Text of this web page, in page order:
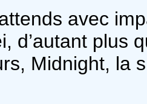
avec
d’autant plus
Midnight, la